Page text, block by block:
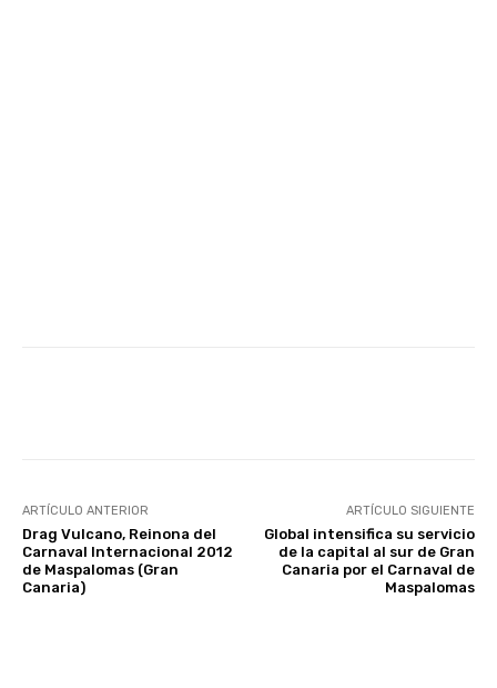
ARTÍCULO ANTERIOR
Drag Vulcano, Reinona del
Carnaval Internacional 2012
de Maspalomas (Gran
Canaria)
ARTÍCULO SIGUIENTE
Global intensifica su servicio
de la capital al sur de Gran
Canaria por el Carnaval de
Maspalomas